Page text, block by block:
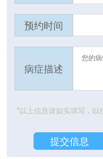
预约时间
病症描述
*以上信息请如实填写，以